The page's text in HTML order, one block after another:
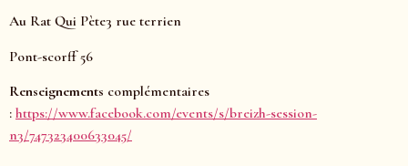
Au Rat Qui Pète3 rue terrien
Pont-scorff 56
Renseignements complémentaires
: https://www.facebook.com/events/s/breizh-session-
n3/747323400633045/